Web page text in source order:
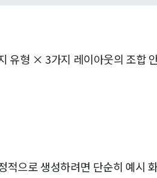
유형 × 3가지 레이아웃의 조합
으로 생성하려면 단순히 예시